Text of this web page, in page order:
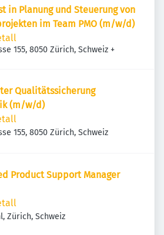
in Planung und Steuerung von
im Team PMO (m/w/d)
155, 8050 Zürich, Schweiz +
Qualitätssicherung
(m/w/d)
155, 8050 Zürich, Schweiz
Product Support Manager
Zürich, Schweiz